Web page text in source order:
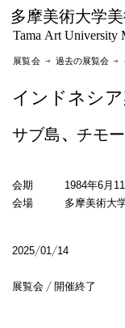
多摩美術大学
Tama Art University
展覧会 → 過去の展覧会→
インドネシ
サブ島、チモ
会期 1984年6月11日
会場 多摩美術大学
2025/01/14
展覧会 / 開催終了